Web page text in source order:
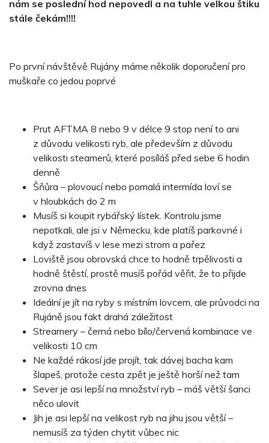
nám se poslední hod nepovedl a na tuhle velkou štiku
stále čekám!!!!
Po první návštěvě Rujány máme několik doporučení pro
muškaře co jedou poprvé
Prut AFTMA 8 nebo 9 v délce 9 stop není to ani
z důvodu velikosti ryb, ale především z důvodu
velikosti steamerů, které posíláš před sebe 6 hodin
denně
Šňůra – plovoucí nebo pomalá intermída loví se
v hloubkách do 2 m
Musíš si koupit rybářský lístek. Kontrolu jsme
nepotkali, ale jsi v Německu, kde platíš parkovné i
když zastavíš v lese mezi strom a pařez
Loviště jsou obrovská chce to hodně trpělivosti a
hodně štěstí, prostě musíš pořád věřit, že to přijde
zrovna dnes
Ideální je jít na ryby s místním lovcem, ale průvodci na
Rujáně jsou fakt drahá záležitost
Streamery – černá nebo bílo/červená kombinace ve
velikosti 10 cm
Ne každé rákosí jde projít, tak dávej bacha kam
šlapeš, protože cesta zpět je ještě horší než tam
Sever je asi lepší na množství ryb – máš větší šanci
něco ulovit
Jih je asi lepší na velikost ryb na jihu jsou větší –
nemusíš za týden chytit vůbec nic